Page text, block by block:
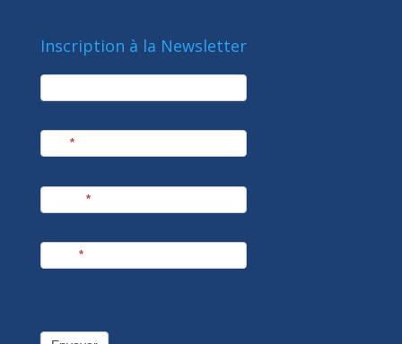
Inscription à la Newsletter
newsletter
*
*
*